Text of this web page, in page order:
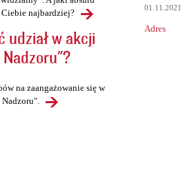
najbardziej?
udział w akcji
na zaangażowanie się w
01.11.2021
Adres